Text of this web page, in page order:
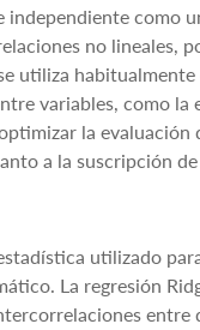
como
no lineales,
utiliza
variables, como
la
a la suscripción de
utilizado
La regresión
entre